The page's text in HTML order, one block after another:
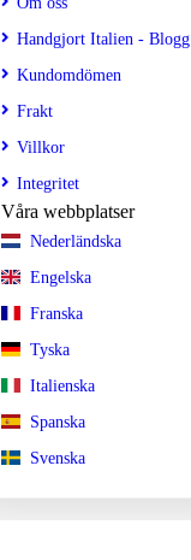
Handgjort Italien - Blogg
Kundomdömen
Frakt
Villkor
Integritet
Våra webbplatser
Nederländska
Engelska
Franska
Tyska
Italienska
Spanska
Svenska